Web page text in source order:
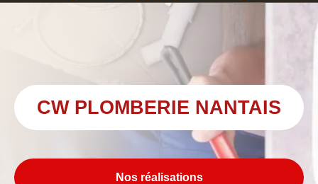
CW PLOMBERIE NANTAIS
Nos réalisations